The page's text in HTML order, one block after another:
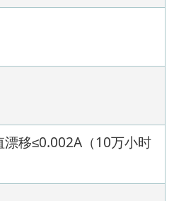
移≤0.002A（10万小时